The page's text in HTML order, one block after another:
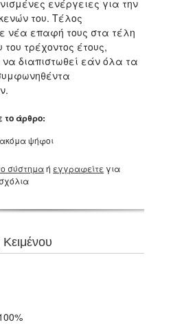
ενέργειες για την
του. Τέλος
νέα επαφή τους στα τέλη
τρέχοντος έτους,
να διαπιστωθεί εάν όλα τα
το άρθρο:
ψήφοι
σύστημαή εγγραφείτε για